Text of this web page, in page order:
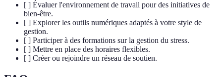
[ ] Évaluer l'environnement de travail pour des initiatives de
bien-être.
[ ] Explorer les outils numériques adaptés à votre style de
gestion.
[ ] Participer à des formations sur la gestion du stress.
[ ] Mettre en place des horaires flexibles.
[ ] Créer ou rejoindre un réseau de soutien.